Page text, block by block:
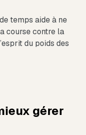
temps aide à ne
course contre la
du poids des
gérer